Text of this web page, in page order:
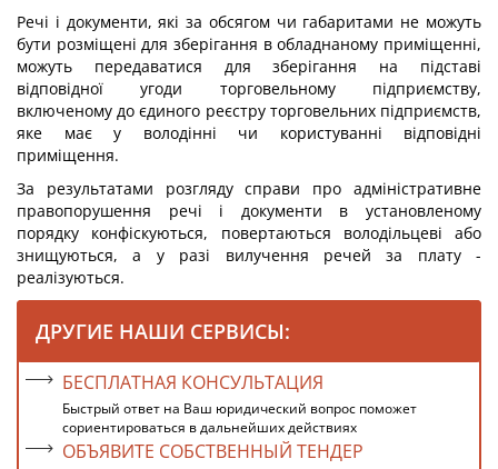
Речі і документи, які за обсягом чи габаритами не можуть
бути розміщені для зберігання в обладнаному приміщенні,
можуть передаватися для зберігання на підставі
відповідної угоди торговельному підприємству,
включеному до єдиного реєстру торговельних підприємств,
яке має у володінні чи користуванні відповідні
приміщення.
За результатами розгляду справи про адміністративне
правопорушення речі і документи в установленому
порядку конфіскуються, повертаються володільцеві або
знищуються, а у разі вилучення речей за плату -
реалізуються.
ДРУГИЕ НАШИ СЕРВИСЫ:
БЕСПЛАТНАЯ КОНСУЛЬТАЦИЯ
Быстрый ответ на Ваш юридический вопрос поможет
сориентироваться в дальнейших действиях
ОБЪЯВИТЕ СОБСТВЕННЫЙ ТЕНДЕР